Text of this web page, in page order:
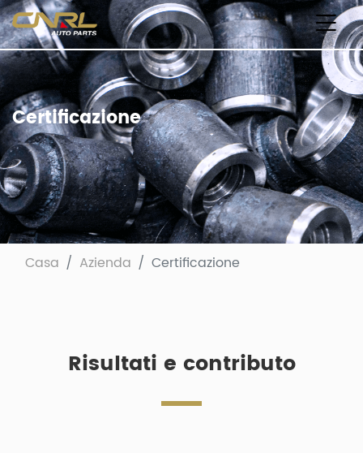
Certificazione
Casa Azienda Certificazione
Risultati e contributo